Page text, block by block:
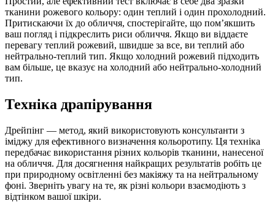
тканини рожевого кольору: один теплий і один прохолодний.
Притискаючи їх до обличчя, спостерігайте, що пом’якшить
ваш погляд і підкреслить риси обличчя. Якщо ви віддаєте
перевагу теплий рожевий, швидше за все, ви теплий або
нейтрально-теплий тип. Якщо холодний рожевий підходить
вам більше, це вказує на холодний або нейтрально-холодний
тип.
Техніка драпірування
Дрейпінг — метод, який використовують консультанти з
іміджу для ефективного визначення кольоротипу. Ця техніка
передбачає використання різних кольорів тканини, нанесеної
на обличчя. Для досягнення найкращих результатів робіть це
при природному освітленні без макіяжу та на нейтральному
фоні. Зверніть увагу на те, як різні кольори взаємодіють з
відтінком вашої шкіри.